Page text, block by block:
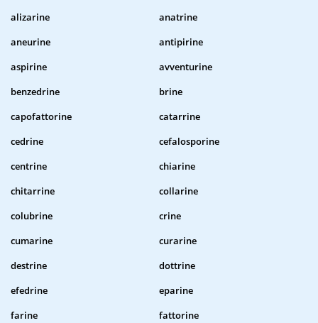
alizarine
anatrine
aneurine
antipirine
aspirine
avventurine
benzedrine
brine
capofattorine
catarrine
cedrine
cefalosporine
centrine
chiarine
chitarrine
collarine
colubrine
crine
cumarine
curarine
destrine
dottrine
efedrine
eparine
farine
fattorine